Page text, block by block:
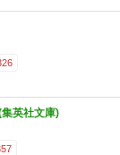
英社文庫)